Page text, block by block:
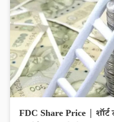
FDC Share Price | शॉर्ट